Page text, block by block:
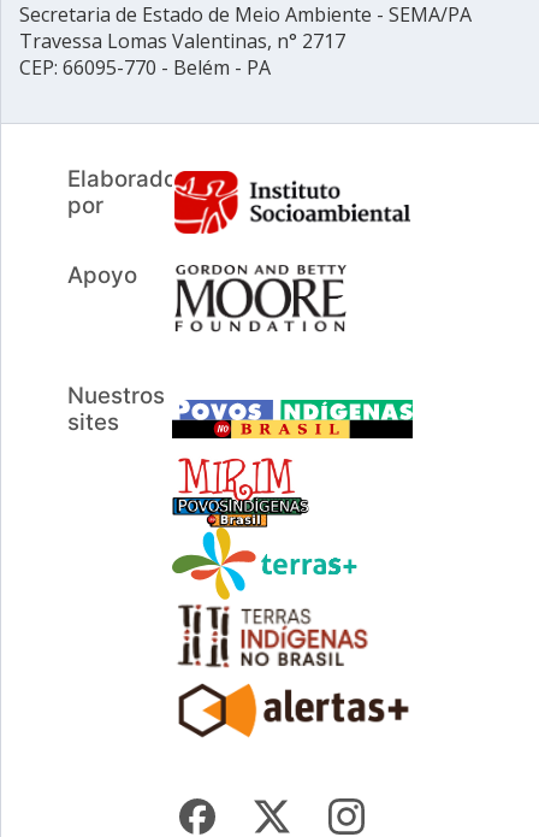
Secretaria de Estado de Meio Ambiente - SEMA/PA
Travessa Lomas Valentinas, n° 2717
CEP: 66095-770 - Belém - PA